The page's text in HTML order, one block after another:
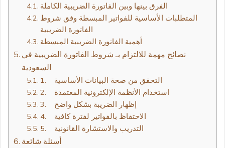
الفرق بينها وبين الفاتورة الضريبية الكاملة
المتطلبات الأساسية للفواتير المبسطة وفق شروط
الفاتورة الضريبية
أهمية الفاتورة الضريبية المبسطة
نصائح مهمة للالتزام بـ شروط الفاتورة الضريبية في
السعودية
1. التحقق من صحة البيانات الأساسية
2. استخدام الأنظمة الإلكترونية المعتمدة
3. إظهار الضريبة بشكل واضح
4. الاحتفاظ بالفواتير لفترة كافية
5. التدريب والاستشارة القانونية
أسئلة شائعة